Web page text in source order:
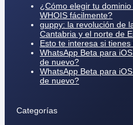
¿Cómo elegir tu
WHOIS fácilmente?
guppy: la revolución de
Cantabria y el norte de
Esto te interesa si
WhatsApp Beta para
de nuevo?
WhatsApp Beta para
de nuevo?
Categorías